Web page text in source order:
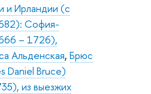
и Ирландии (с
София-
– 1726),
Альденская, Брюс
Daniel Bruce)
из выезжих